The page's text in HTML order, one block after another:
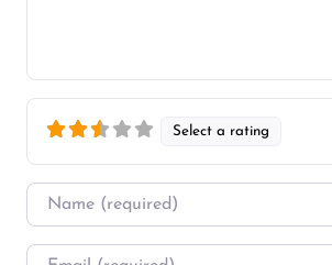
Select a rating
Name
Email